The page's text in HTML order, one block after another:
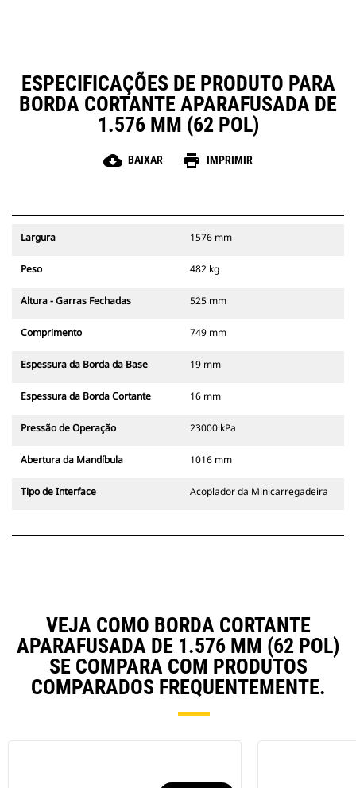
ESPECIFICAÇÕES DE PRODUTO PARA
BORDA CORTANTE APARAFUSADA DE
1.576 MM (62 POL)
cloud_download BAIXAR print IMPRIMIR
Largura 1576 mm
Peso 482 kg
Altura - Garras Fechadas 525 mm
Comprimento 749 mm
Espessura da Borda da Base 19 mm
Espessura da Borda Cortante 16 mm
Pressão de Operação 23000 kPa
Abertura da Mandíbula 1016 mm
Tipo de Interface Acoplador da Minicarregadeira
VEJA COMO BORDA CORTANTE
APARAFUSADA DE 1.576 MM (62 POL)
SE COMPARA COM PRODUTOS
COMPARADOS FREQUENTEMENTE.